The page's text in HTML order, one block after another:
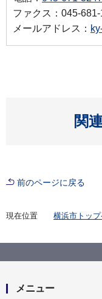
ファクス：045-
メールアドレス：
関
前のページに戻る
現在位置 横浜市トッ
【入札結果
度 教職員定
メニュー